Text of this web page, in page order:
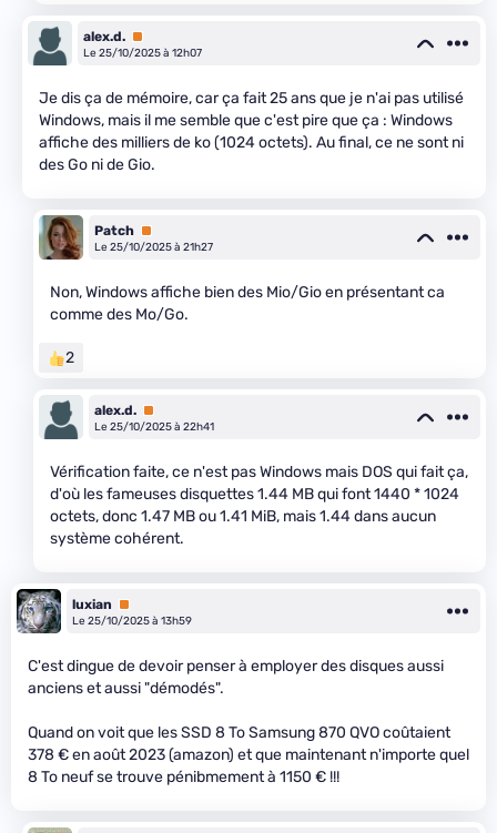
alex.d. Premium
Le 25/10/2025 à 12h07
Je dis ça de mémoire, car ça fait 25 ans que je n'ai pas utilisé
Windows, mais il me semble que c'est pire que ça : Windows
affiche des milliers de ko (1024 octets). Au final, ce ne sont ni
des Go ni de Gio.
Patch Premium
Le 25/10/2025 à 21h27
Non, Windows affiche bien des Mio/Gio en présentant ca
comme des Mo/Go.
2
alex.d. Premium
Le 25/10/2025 à 22h41
Vérification faite, ce n'est pas Windows mais DOS qui fait ça,
d'où les fameuses disquettes 1.44 MB qui font 1440 * 1024
octets, donc 1.47 MB ou 1.41 MiB, mais 1.44 dans aucun
système cohérent.
luxian
Premium
Le 25/10/2025 à 13h59
C'est dingue de devoir penser à employer des disques aussi
anciens et aussi "démodés".
Quand on voit que les SSD 8 To Samsung 870 QVO coûtaient
378 € en août 2023 (amazon) et que maintenant n'importe quel
8 To neuf se trouve pénibmement à 1150 € !!!